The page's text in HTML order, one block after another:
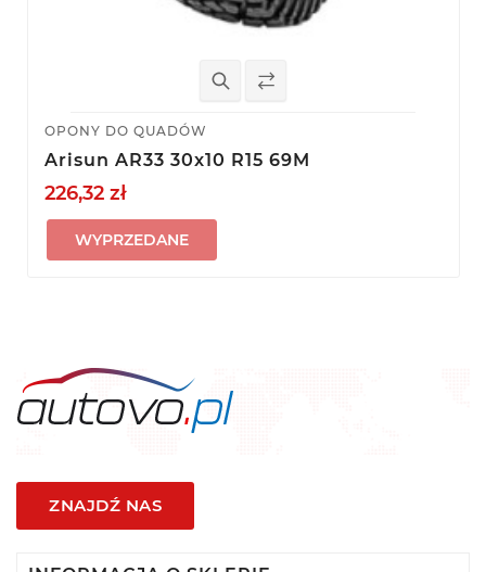
OPONY DO QUADÓW
Arisun AR33 30x10 R15 69M
226,32 zł
WYPRZEDANE
ZNAJDŹ NAS